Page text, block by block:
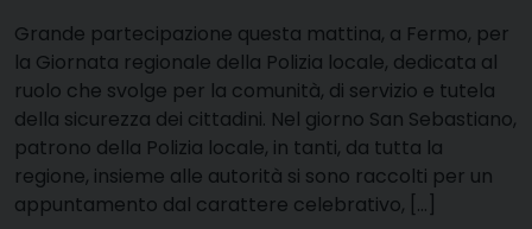
Grande partecipazione questa mattina, a Fermo, per
la Giornata regionale della Polizia locale, dedicata al
ruolo che svolge per la comunità, di servizio e tutela
della sicurezza dei cittadini. Nel giorno San Sebastiano,
patrono della Polizia locale, in tanti, da tutta la
regione, insieme alle autorità si sono raccolti per un
appuntamento dal carattere celebrativo, […]